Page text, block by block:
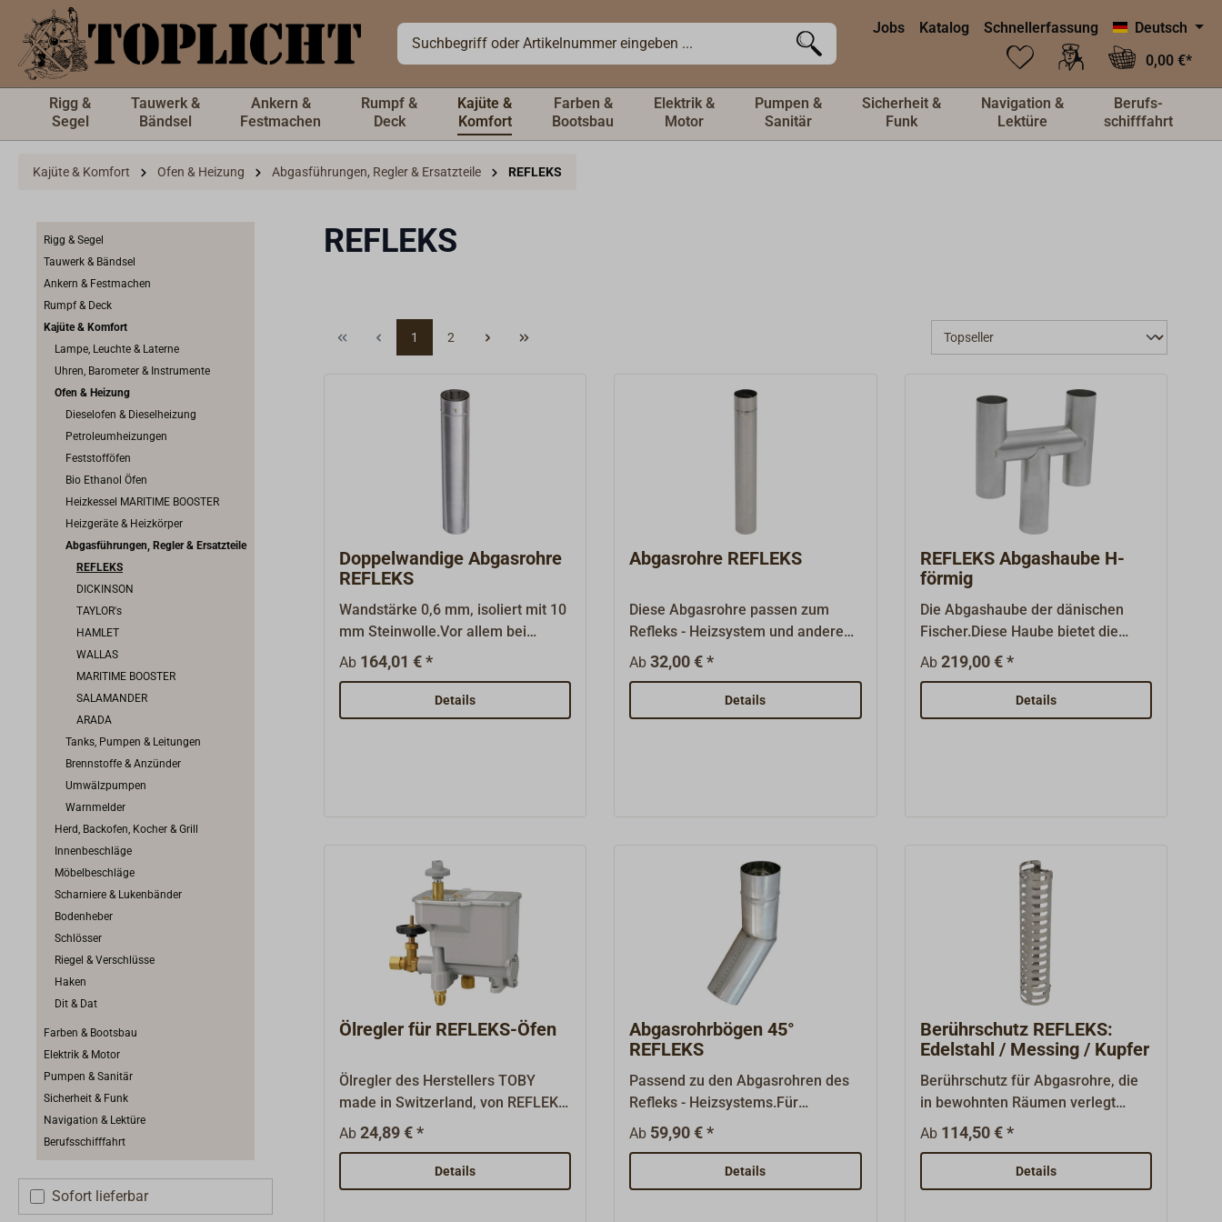
springen Jobs Katalog Schnellerfassung
Deutsch
0,00 €*
Rigg &
Segel
Tauwerk &
Bändsel
Ankern &
Festmachen
Rumpf &
Deck
Kajüte &
Komfort
Farben &
Bootsbau
Elektrik &
Motor
Pumpen &
Sanitär
Sicherheit &
Funk
Navigation &
Lektüre
Berufs-
schifffahrt
Kajüte & Komfort Ofen & Heizung Abgasführungen, Regler & Ersatzteile REFLEKS
Rigg & Segel
Tauwerk & Bändsel
Ankern & Festmachen
Rumpf & Deck
Kajüte & Komfort
Lampe, Leuchte & Laterne
Uhren, Barometer & Instrumente
Ofen & Heizung
Dieselofen & Dieselheizung
Petroleumheizungen
Feststofföfen
Bio Ethanol Öfen
Heizkessel MARITIME BOOSTER
Heizgeräte & Heizkörper
Abgasführungen, Regler & Ersatzteile
REFLEKS
DICKINSON
TAYLOR's
HAMLET
WALLAS
MARITIME BOOSTER
SALAMANDER
ARADA
Tanks, Pumpen & Leitungen
Brennstoffe & Anzünder
Umwälzpumpen
Warnmelder
Herd, Backofen, Kocher & Grill
Innenbeschläge
Möbelbeschläge
Scharniere & Lukenbänder
Bodenheber
Schlösser
Riegel & Verschlüsse
Haken
Dit & Dat
Farben & Bootsbau
Elektrik & Motor
Pumpen & Sanitär
Sicherheit & Funk
Navigation & Lektüre
Berufsschifffahrt
Sofort lieferbar
REFLEKS
1 2
Doppelwandige Abgasrohre
REFLEKS
Wandstärke 0,6 mm, isoliert mit 10
mm Steinwolle.Vor allem bei
niedrigsten Temperaturen sind
doppelte Abgasrohre im
Außenbereich wichtig, da der Zug
durch sehr kalte Rohre stark
Ab 164,01 € *
Details
Abgasrohre REFLEKS
Diese Abgasrohre passen zum
Refleks - Heizsystem und anderen
Öl- oder Feststofföfen mit
passendem Abgas -
Ausgang.Gefertigt aus
säurefestem Edelstahl
Ab32,00 € *
Details
REFLEKS Abgashaube H-
förmig
Die Abgashaube der dänischen
Fischer.Diese Haube bietet die
sicherste Zugregulierung und ist
besonders fallwindsicher.Passend
zu den doppelwandigen
Abgasrohren.
Ab 219,00 € *
Details
Ölregler für REFLEKS-Öfen
Ölregler des Herstellers TOBY
made in Switzerland, von REFLEKS
speziell für die verschiedenen Öfen
vorjustiert. Der TOBY-Ölregler DVR
VR 5 ist ein seit Jahrzehnten
bewährter Einkammer-Regler für
Ab 24,89 € *
Details
Abgasrohrbögen 45°
REFLEKS
Passend zu den Abgasrohren des
Refleks - Heizsystems.Für
REFLEKS- und andere Öl- oder
Feststofföfen mit passendem
säurefestem Edelstahl
Ab 59,90 € *
Details
Berührschutz REFLEKS:
Edelstahl / Messing / Kupfer
Berührschutz für Abgasrohre, die
in bewohnten Räumen verlegt
werden.Lieferbar in Edelstahl-,
Messing- oder Kupferblech.Die
Verbrennungsgefahr durch
Berühren wird gemindert, trotzdem
Ab 114,50 € *
Details